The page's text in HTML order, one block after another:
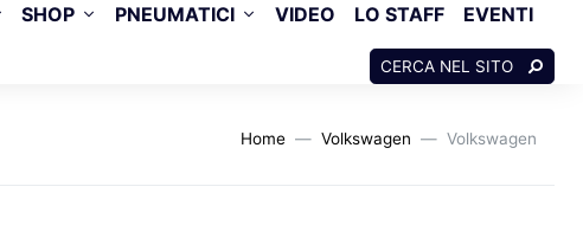
SHOP PNEUMATICI VIDEO LO STAFF EVENTI
CERCA NEL SITO
Home Volkswagen Volkswagen